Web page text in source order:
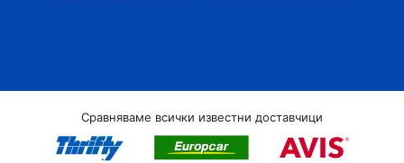
Сравняваме всички известни доставчици